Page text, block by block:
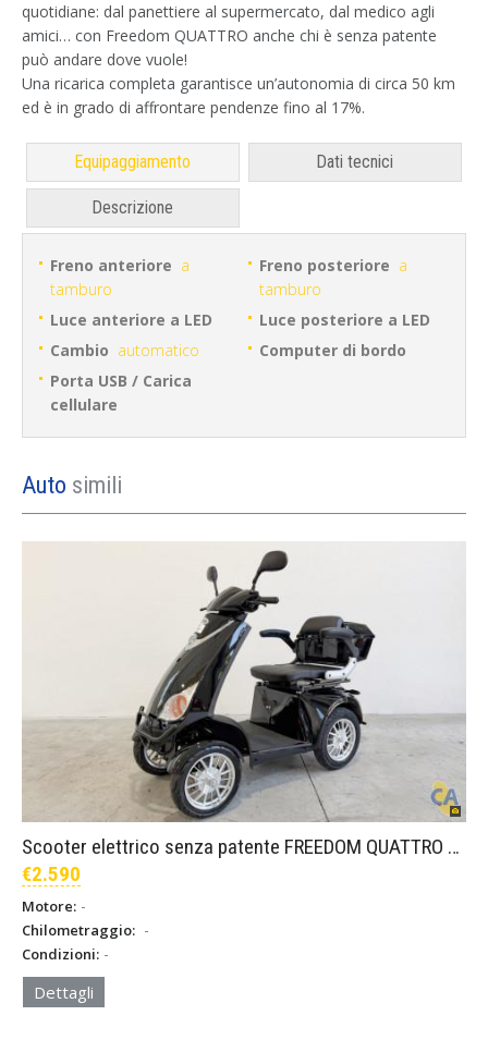
quotidiane: dal panettiere al supermercato, dal medico agli
amici… con Freedom QUATTRO anche chi è senza patente
può andare dove vuole!
Una ricarica completa garantisce un’autonomia di circa 50 km
ed è in grado di affrontare pendenze fino al 17%.
Equipaggiamento Dati tecnici
Descrizione
Freno anteriore a
tamburo
Freno posteriore a
tamburo
Luce anteriore a LED
Luce posteriore a LED
Cambio automatico
Computer di bordo
Porta USB / Carica
cellulare
Auto simili
Scooter elettrico senza patente FREEDOM QUATTRO – Nero
€2.590
Motore: -
Chilometraggio: -
Condizioni: -
Dettagli